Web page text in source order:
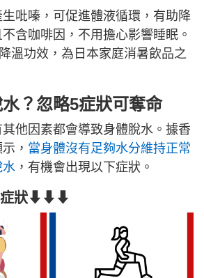
吡嗪，可促進體液循環，有助降
含咖啡因，不用擔心影響睡眠。
溫功效，為日本家庭消暑飲品之
？忽略5症狀可奪命
他因素都會導致身體脫水。據香
， 當身體沒有足夠水分維持正常
水 ，有機會出現以下症狀。
症狀⬇⬇⬇